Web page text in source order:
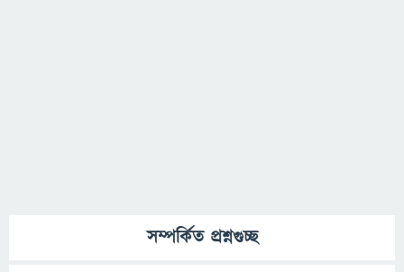
সম্পর্কিত প্রশ্নগুচ্ছ